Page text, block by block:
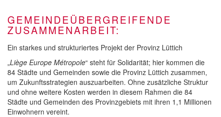
GEMEINDEÜBERGREIFENDE
ZUSAMMENARBEIT:
Ein starkes und strukturiertes Projekt der Provinz Lüttich
„Liège Europe Métropole“ steht für Solidarität; hier kommen die
84 Städte und Gemeinden sowie die Provinz Lüttich zusammen,
um Zukunftsstrategien auszuarbeiten. Ohne zusätzliche Struktur
und ohne weitere Kosten werden in diesem Rahmen die 84
Städte und Gemeinden des Provinzgebiets mit ihren 1,1 Millionen
Einwohnern vereint.